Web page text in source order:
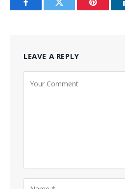
FacebookTwitter Pinterest
LEAVE A REPLY